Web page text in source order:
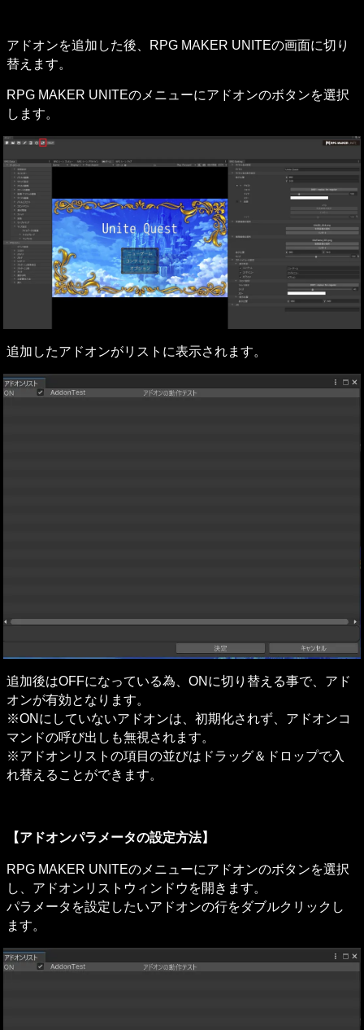
アドオンを追加した後、RPG MAKER UNITEの画面に切り
替えます。
RPG MAKER UNITEのメニューにアドオンのボタンを選択
します。
追加したアドオンがリストに表示されます。
追加後はOFFになっている為、ONに切り替える事で、アド
オンが有効となります。
※ONにしていないアドオンは、初期化されず、アドオンコ
マンドの呼び出しも無視されます。
※アドオンリストの項目の並びはドラッグ＆ドロップで入
れ替えることができます。
【アドオンパラメータの設定方法】
RPG MAKER UNITEのメニューにアドオンのボタンを選択
し、アドオンリストウィンドウを開きます。
パラメータを設定したいアドオンの行をダブルクリックし
ます。